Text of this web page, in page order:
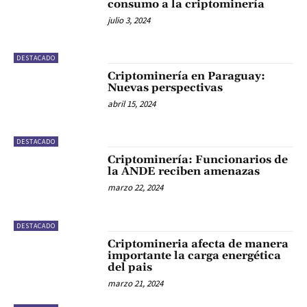
DESTACADO
consumo a la criptominería
julio 3, 2024
DESTACADO
Criptominería en Paraguay:
Nuevas perspectivas
abril 15, 2024
DESTACADO
Criptominería: Funcionarios de
la ANDE reciben amenazas
marzo 22, 2024
Criptomineria afecta de manera
importante la carga energética
del pais
marzo 21, 2024